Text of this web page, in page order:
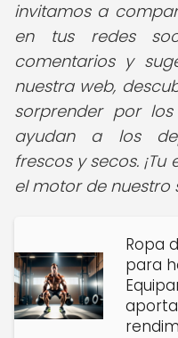
invitamos a
en tus redes
comentarios y
nuestra web,
sorprender por
ayudan a los
frescos y secos.
el motor de nuestro
Ropa
para